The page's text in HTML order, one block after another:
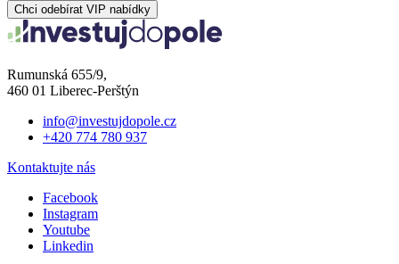
Chci odebírat VIP nabídky
Rumunská 655/9,
460 01 Liberec-Perštýn
info@investujdopole.cz
+420 774 780 937
Kontaktujte nás
Facebook
Instagram
Youtube
Linkedin